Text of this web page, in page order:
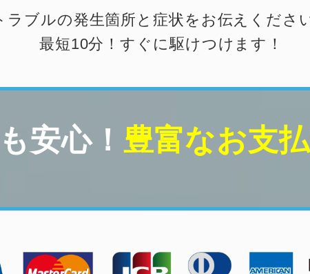
ラブルの発生箇所と症状をお伝えください
最短10分！すぐに駆けつけます！
安心！ 豊富なお支